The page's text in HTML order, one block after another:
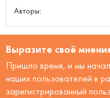
Авторы:
Выразите своё
Пришло время, и мы
наших пользователей в
зарегистрированный